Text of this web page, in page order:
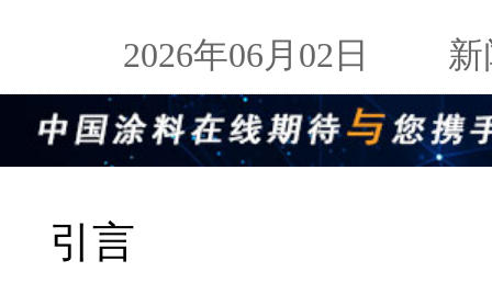
2026年06月02日 新
引言